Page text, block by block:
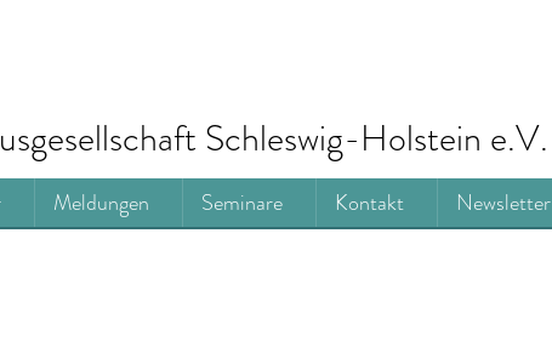
Meldungen Seminare Kontakt Newsletter
Schleswig-Holstein e.V.